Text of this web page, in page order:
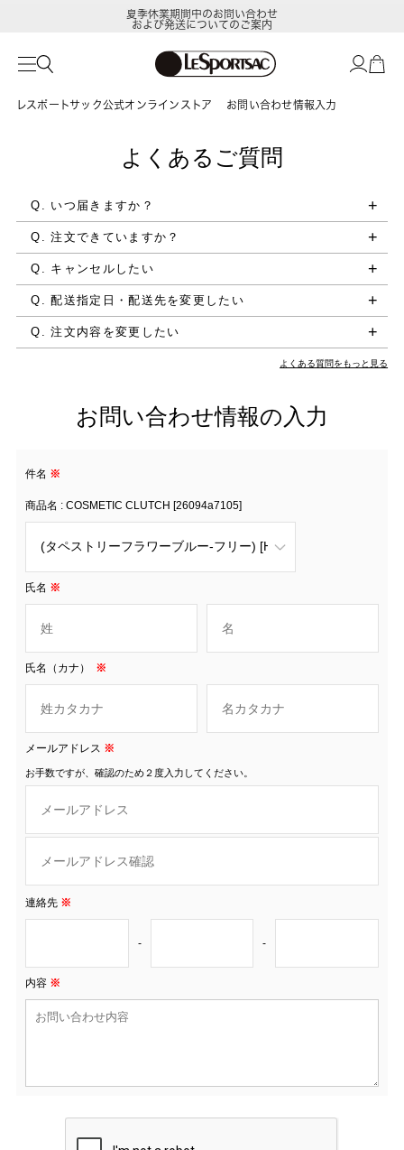
夏季休業期間中のお問い合わせ
および発送についてのご案内
レスポートサック公式オンラインストア お問い合わせ情報入力
よくあるご質問
Q. いつ届きますか？
Q. 注文できていますか？
Q. キャンセルしたい
Q. 配送指定日・配送先を変更したい
Q. 注文内容を変更したい
よくある質問をもっと見る
お問い合わせ情報の入力
件名 ※
商品名 : COSMETIC CLUTCH [26094a7105]
氏名 ※
氏名（カナ） ※
メールアドレス ※
お手数ですが、確認のため２度入力してください。
連絡先 ※
- -
内容 ※